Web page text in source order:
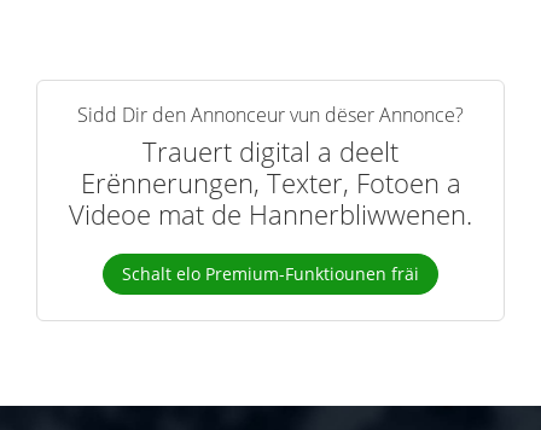
Sidd Dir den Annonceur vun dëser Annonce?
Trauert digital a deelt
Erënnerungen, Texter, Fotoen a
Videoe mat de Hannerbliwwenen.
Schalt elo Premium-Funktiounen fräi